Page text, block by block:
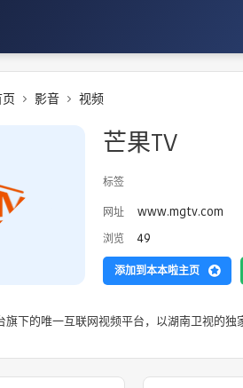
影音 视频
芒果TV
标签
网址
www.mgtv.com
浏览 49
添加到本本啦主页
旗下的唯一互联网视频平台，以湖南卫视的独